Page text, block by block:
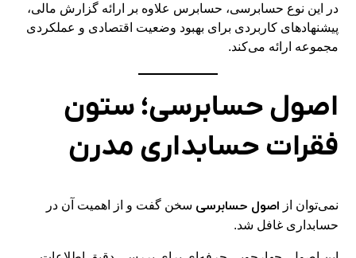
در این نوع حسابرسی، حسابرس علاوه بر ارائه گزارش مالی،
پیشنهادهای کاربردی برای بهبود وضعیت اقتصادی و عملکردی
مجموعه ارائه می‌کند.
اصول حسابرسی؛ ستون
فقرات حسابداری مدرن
نمی‌توان از اصول حسابرسی سخن گفت و از اهمیت آن در
حسابداری غافل شد.